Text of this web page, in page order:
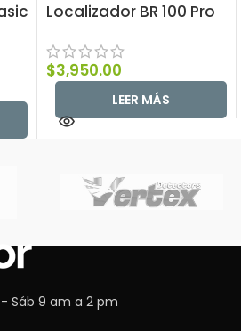
Localizador BR 100 Pro
$3,950.00
LEER MÁS
Sáb 9 am a 2 pm